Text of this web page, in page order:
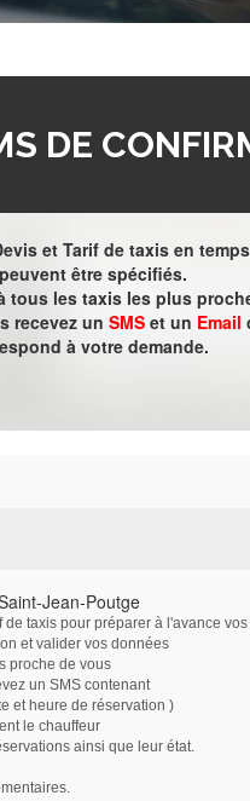
DE
et Tarif de taxis en
être spécifiés.
tous les taxis les plus
recevez un SMS et un Email
à votre demande.
Jean-Poutge
taxis pour préparer à l'avance
et valider vos données
proche de vous
un SMS contenant
et heure de réservation )
le chauffeur
ainsi que leur état.